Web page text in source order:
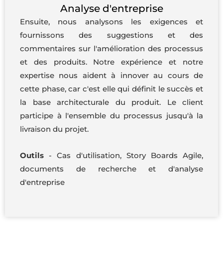
Analyse d'entreprise
Ensuite, nous analysons les exigences et
fournissons des suggestions et des
commentaires sur l'amélioration des processus
et des produits. Notre expérience et notre
expertise nous aident à innover au cours de
cette phase, car c'est elle qui définit le succès et
la base architecturale du produit. Le client
participe à l'ensemble du processus jusqu'à la
livraison du projet.
Outils - Cas d'utilisation, Story Boards Agile,
documents de recherche et d'analyse
d'entreprise